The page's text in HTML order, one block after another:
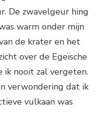
De zwavelgeur hing
warm onder mijn
de krater en het
over de Egeïsche
ik nooit zal vergeten.
verwondering dat ik
vulkaan was